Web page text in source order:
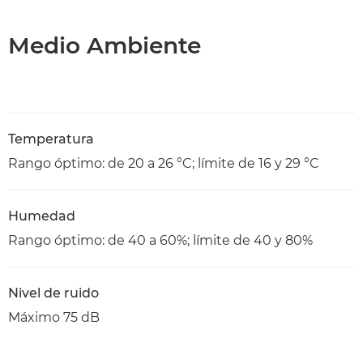
Medio Ambiente
Temperatura
Rango óptimo: de 20 a 26 °C; límite de 16 y 29 °C
Humedad
Rango óptimo: de 40 a 60%; límite de 40 y 80%
Nivel de ruido
Máximo 75 dB